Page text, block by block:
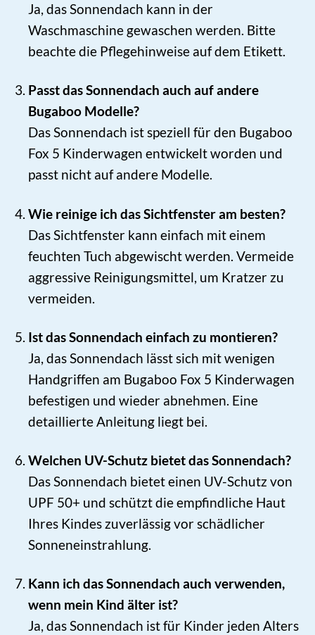
Ja, das Sonnendach kann in der
Waschmaschine gewaschen werden. Bitte
beachte die Pflegehinweise auf dem Etikett.
Passt das Sonnendach auch auf andere
Bugaboo Modelle?
Das Sonnendach ist speziell für den Bugaboo
Fox 5 Kinderwagen entwickelt worden und
passt nicht auf andere Modelle.
Wie reinige ich das Sichtfenster am besten?
Das Sichtfenster kann einfach mit einem
feuchten Tuch abgewischt werden. Vermeide
aggressive Reinigungsmittel, um Kratzer zu
vermeiden.
Ist das Sonnendach einfach zu montieren?
Ja, das Sonnendach lässt sich mit wenigen
Handgriffen am Bugaboo Fox 5 Kinderwagen
befestigen und wieder abnehmen. Eine
detaillierte Anleitung liegt bei.
Welchen UV-Schutz bietet das Sonnendach?
Das Sonnendach bietet einen UV-Schutz von
UPF 50+ und schützt die empfindliche Haut
Ihres Kindes zuverlässig vor schädlicher
Sonneneinstrahlung.
Kann ich das Sonnendach auch verwenden,
wenn mein Kind älter ist?
Ja, das Sonnendach ist für Kinder jeden Alters